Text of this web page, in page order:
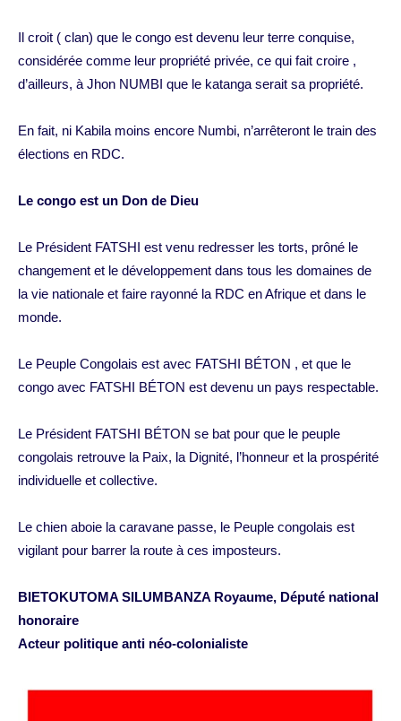
Il croit ( clan) que le congo est devenu leur terre conquise,
considérée comme leur propriété privée, ce qui fait croire ,
d’ailleurs, à Jhon NUMBI que le katanga serait sa propriété.
En fait, ni Kabila moins encore Numbi, n’arrêteront le train des
élections en RDC.
Le congo est un Don de Dieu
Le Président FATSHI est venu redresser les torts, prôné le
changement et le développement dans tous les domaines de
la vie nationale et faire rayonné la RDC en Afrique et dans le
monde.
Le Peuple Congolais est avec FATSHI BÉTON , et que le
congo avec FATSHI BÉTON est devenu un pays respectable.
Le Président FATSHI BÉTON se bat pour que le peuple
congolais retrouve la Paix, la Dignité, l’honneur et la prospérité
individuelle et collective.
Le chien aboie la caravane passe, le Peuple congolais est
vigilant pour barrer la route à ces imposteurs.
BIETOKUTOMA SILUMBANZA Royaume, Député national
honoraire
Acteur politique anti néo-colonialiste